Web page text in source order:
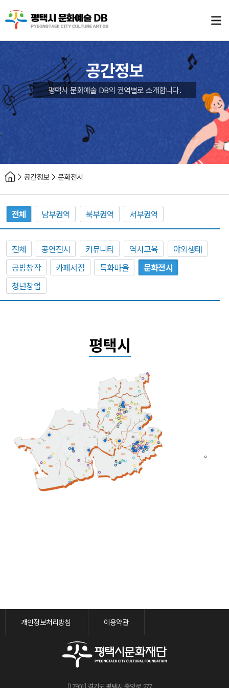
공간정보
평택시 문화예술 DB의 권역별로 소개합니다.
공간정보 문화전시
전체 남부권역 북부권역 서부권역
전체 공연전시 커뮤니티 역사교육
야외생태
공방창작
카페서점 특화마을
문화전시
청년창업
평택시
4
5
16
9
2
7 8
14
8
12
15
1
11
17
13
10
3
9
10
6
개인정보처리방침 이용약관